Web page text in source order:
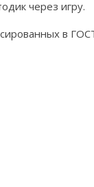
через игру.
в